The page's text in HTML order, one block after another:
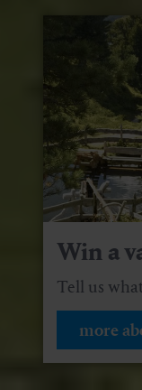
Win a
Tell us
more